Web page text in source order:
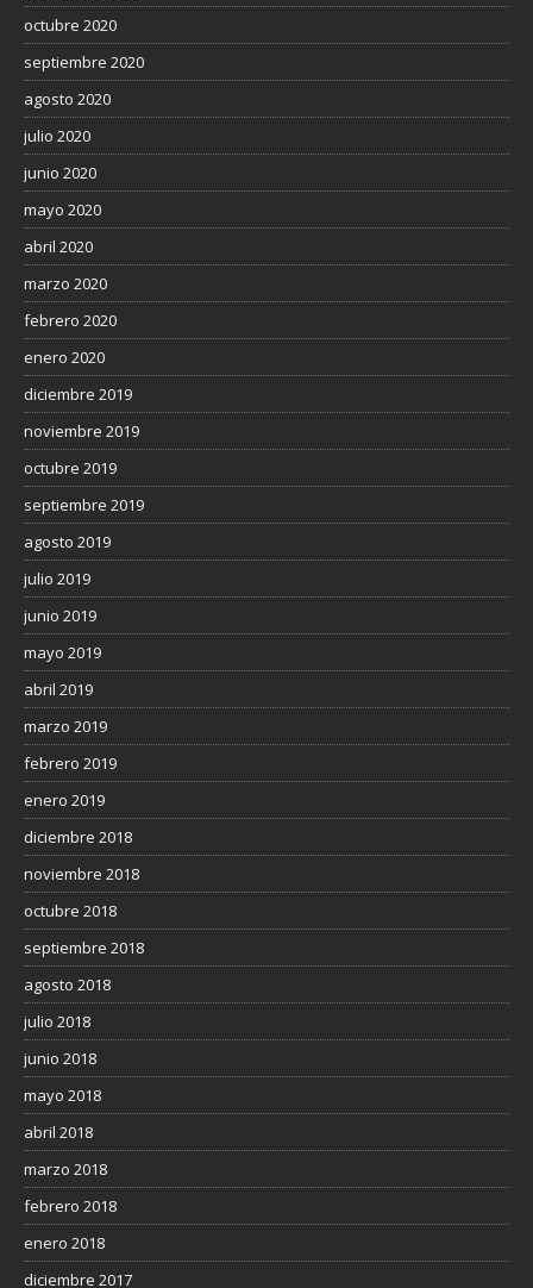
octubre 2020
septiembre 2020
agosto 2020
julio 2020
junio 2020
mayo 2020
abril 2020
marzo 2020
febrero 2020
enero 2020
diciembre 2019
noviembre 2019
octubre 2019
septiembre 2019
agosto 2019
julio 2019
junio 2019
mayo 2019
abril 2019
marzo 2019
febrero 2019
enero 2019
diciembre 2018
noviembre 2018
octubre 2018
septiembre 2018
agosto 2018
julio 2018
junio 2018
mayo 2018
abril 2018
marzo 2018
febrero 2018
enero 2018
diciembre 2017